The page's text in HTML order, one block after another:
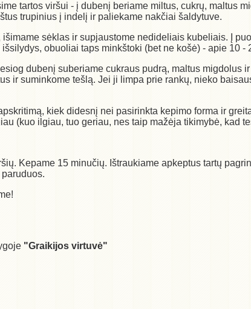
tartos viršui - į dubenį beriame miltus, cukrų, maltus
trupinius į indelį ir paliekame nakčiai šaldytuve.
sėklas ir supjaustome nedideliais kubeliais. Į
obuoliai taps minkštoki (bet ne košė) - apie 10
dubenį suberiame cukraus pudrą, maltus migdolus
ir suminkome tešlą. Jei ji limpa prie rankų, nieko
kiek didesnį nei pasirinkta kepimo forma ir
(kuo ilgiau, tuo geriau, nes taip mažėja tikimybė, kad
Kepame 15 minučių. Ištraukiame apkeptus tartų
"Graikijos virtuvė"